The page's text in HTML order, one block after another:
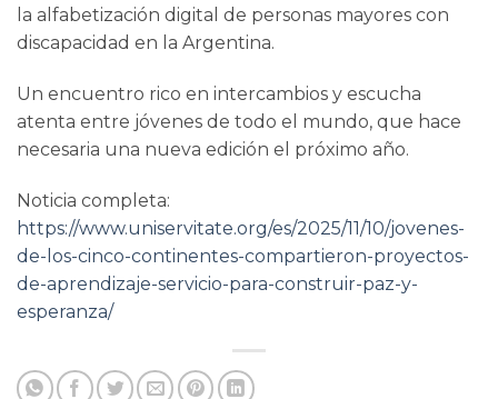
la alfabetización digital de personas mayores con
discapacidad en la Argentina.
Un encuentro rico en intercambios y escucha
atenta entre jóvenes de todo el mundo, que hace
necesaria una nueva edición el próximo año.
Noticia completa:
https://www.uniservitate.org/es/2025/11/10/jovenes-
de-los-cinco-continentes-compartieron-proyectos-
de-aprendizaje-servicio-para-construir-paz-y-
esperanza/